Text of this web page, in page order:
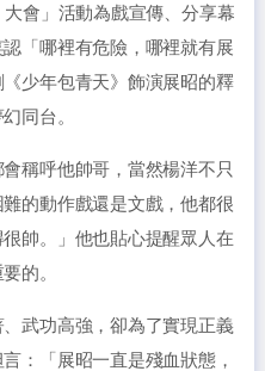
會」活動為戲宣傳、分享幕
「哪裡有危險，哪裡就有展
少年包青天》飾演展昭的釋
同台。
稱呼他帥哥，當然楊洋不只
的動作戲還是文戲，他都很
帥。」他也貼心提醒眾人在
的。
武功高強，卻為了實現正義
：「展昭一直是殘血狀態，